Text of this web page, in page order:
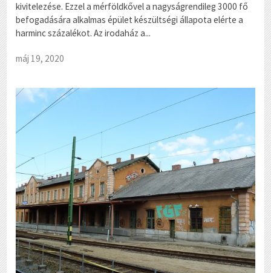
kivitelezése. Ezzel a mérföldkővel a nagyságrendileg 3000 fő
befogadására alkalmas épület készültségi állapota elérte a
harminc százalékot. Az irodaház a...
máj 19, 2020